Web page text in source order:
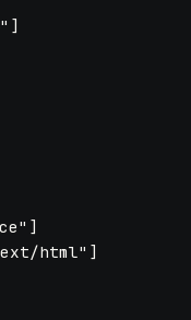
html"]